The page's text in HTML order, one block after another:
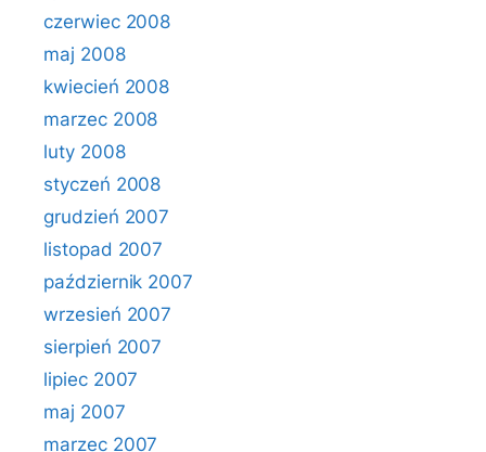
czerwiec 2008
maj 2008
kwiecień 2008
marzec 2008
luty 2008
styczeń 2008
grudzień 2007
listopad 2007
październik 2007
wrzesień 2007
sierpień 2007
lipiec 2007
maj 2007
marzec 2007